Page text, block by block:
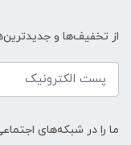
از تخفیف‌ها و
ما را در شبکه‌های